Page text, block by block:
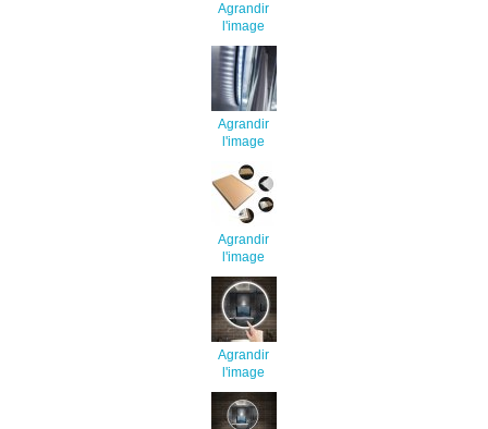
Agrandir
l'image
Agrandir
l'image
Agrandir
l'image
Agrandir
l'image